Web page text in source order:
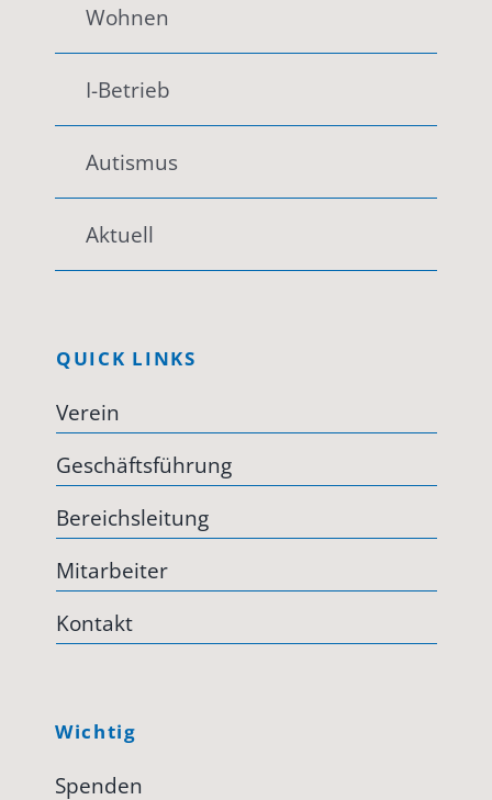
Wohnen
I-Betrieb
Autismus
Aktuell
QUICK LINKS
Verein
Geschäftsführung
Bereichsleitung
Mitarbeiter
Kontakt
Wichtig
Spenden